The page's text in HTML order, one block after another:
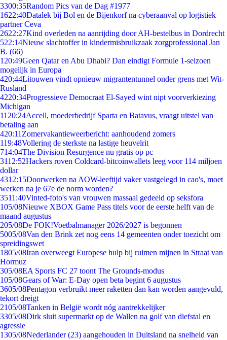
3300:35Random Pics van de Dag #1977
1622:40Datalek bij Bol en de Bijenkorf na cyberaanval op logistiek
partner Ceva
2622:27Kind overleden na aanrijding door AH-bestelbus in Dordrecht
522:14Nieuw slachtoffer in kindermisbruikzaak zorgprofessional Jan
B. (66)
1 20:49Geen Qatar en Abu Dhabi? Dan eindigt Formule 1-seizoen
mogelijk in Europa
420:44Litouwen vindt opnieuw migrantentunnel onder grens met Wit-
Rusland
4220:34Progressieve Democraat El-Sayed wint nipt voorverkiezing
Michigan
11 20:24Accell, moederbedrijf Sparta en Batavus, vraagt uitstel van
betaling aan
420:11 Zomervakantieweerbericht: aanhoudend zomers
119:48Vollering de sterkste na lastige heuvelrit
714:04The Division Resurgence nu gratis op pc
3112:52Hackers roven Coldcard-bitcoinwallets leeg voor 114 miljoen
dollar
4312:15Doorwerken na AOW-leeftijd vaker vastgelegd in cao's, moet
werken na je 67e de norm worden?
3511:40Vinted-foto's van vrouwen massaal gedeeld op seksfora
105/08Nieuwe XBOX Game Pass titels voor de eerste helft van de
maand augustus
205/08De FOK!Voetbalmanager 2026/2027 is begonnen
5005/08Van den Brink zet nog eens 14 gemeenten onder toezicht om
spreidingswet
1805/08Iran overweegt Europese hulp bij ruimen mijnen in Straat van
Hormuz
305/08EA Sports FC 27 toont The Grounds-modus
105/08Gears of War: E-Day open beta begint 6 augustus
3605/08Pentagon verbruikt meer raketten dan kan worden aangevuld,
tekort dreigt
2105/08Tanken in België wordt nóg aantrekkelijker
3305/08Dirk sluit supermarkt op de Wallen na golf van diefstal en
agressie
1305/08Nederlander (23) aangehouden in Duitsland na snelheid van